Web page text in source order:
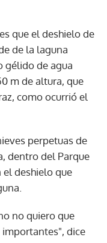
que el deshielo de
de la laguna
gélido de agua
m de altura, que
como ocurrió el
perpetuas de
dentro del Parque
el deshielo que
no quiero que
importantes", dice